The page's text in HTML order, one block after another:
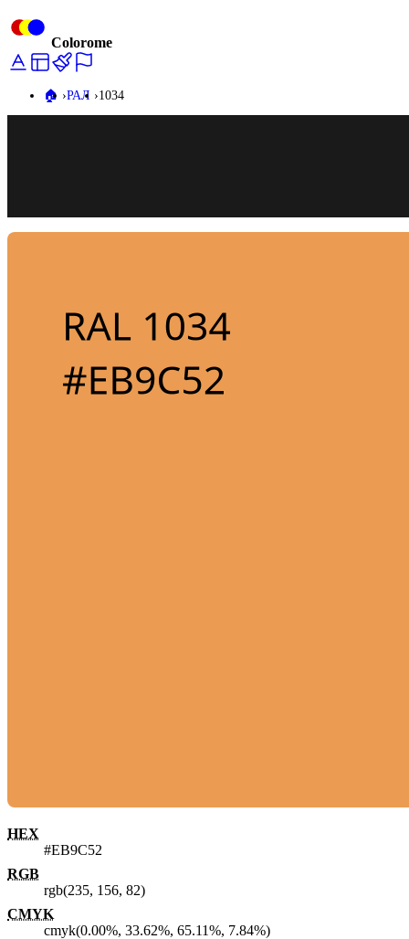
Colorome
🏠️ РАЛ 1034
HEX
#EB9C52
RGB
rgb(235, 156, 82)
CMYK
cmyk(0.00%, 33.62%, 65.11%, 7.84%)